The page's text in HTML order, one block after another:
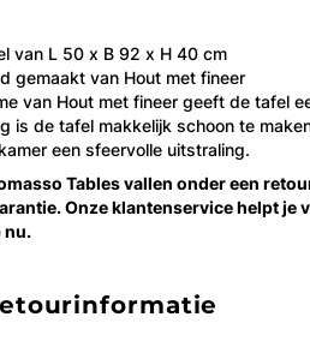
van L 50 x B 92 x H 40 cm
gemaakt van Hout met fineer
van Hout met fineer geeft de tafel
is de tafel makkelijk schoon te
een sfeervolle uitstraling.
Tables vallen onder een
Onze klantenservice helpt je
nu.